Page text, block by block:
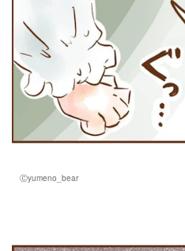
Ⓒyumeno_bear